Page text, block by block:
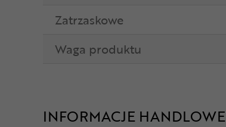
Zatrzaskowe
Waga produktu
INFORMACJE HANDLOWE